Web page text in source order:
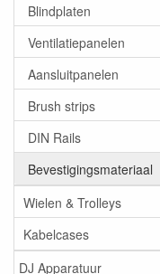
Blindplaten
Ventilatiepanelen
Aansluitpanelen
Brush strips
DIN Rails
Bevestigingsmateriaal
Wielen & Trolleys
Kabelcases
DJ Apparatuur